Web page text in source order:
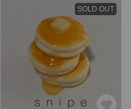
SOLD OUT